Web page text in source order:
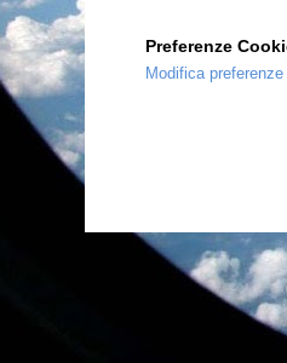
Preferenze
Modifica